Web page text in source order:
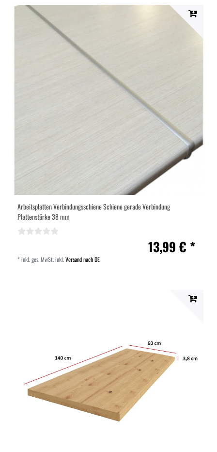
Arbeitsplatten Verbindungsschiene Schiene gerade Verbindung
Plattenstärke 38 mm
13,99 € *
*inkl. ges. MwSt.inkl.Versand nach DE